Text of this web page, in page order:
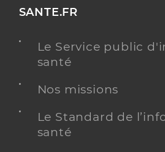
SANTE.FR
Le Service public
santé
Nos missions
Le Standard de
santé